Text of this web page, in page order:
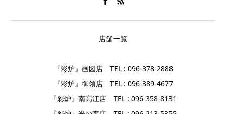
店舗一覧
『彩炉』画図店 TEL : 096-378-2888
『彩炉』御領店 TEL : 096-389-4677
『彩炉』南高江店 TEL : 096-358-8131